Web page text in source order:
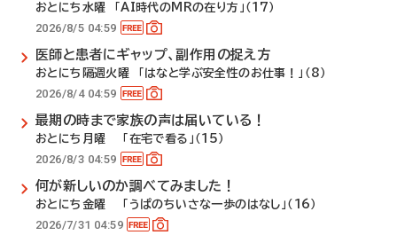
おとにち水曜 「AI時代のMRの在り方」（17）
2026/8/5 04:59
医師と患者にギャップ、副作用の捉え方
おとにち隔週火曜 「はなと学ぶ安全性のお仕事！」（8）
2026/8/4 04:59
最期の時まで家族の声は届いている！
おとにち月曜 「在宅で看る」（15）
2026/8/3 04:59
何が新しいのか調べてみました！
おとにち金曜 「うぱのちいさな一歩のはなし」（16）
2026/7/31 04:59